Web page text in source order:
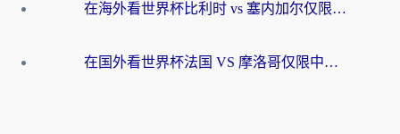
在海外看世界杯比利时 vs 塞内加尔仅限中国大陆？我找到了最流畅的中文解说之路
在国外看世界杯法国 VS 摩洛哥仅限中国大陆？海外党这样看中文解说赛事不卡顿